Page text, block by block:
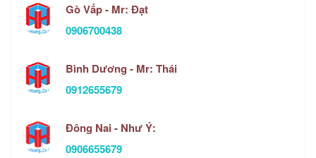
Gò Vấp - Mr: Đạt
0906700438
Bình Dương - Mr: Thái
0912655679
Đông Nai - Như Ý:
0906655679